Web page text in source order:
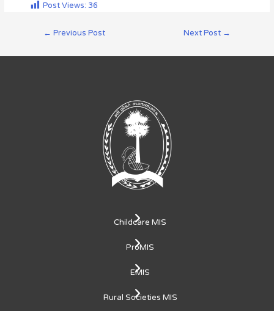
Post Views: 36
← Previous Post Next Post →
Childcare MIS
ProMIS
EMIS
Rural Societies MIS